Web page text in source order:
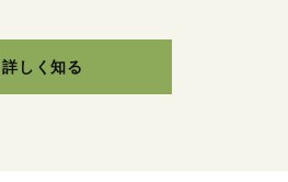
詳しく知る